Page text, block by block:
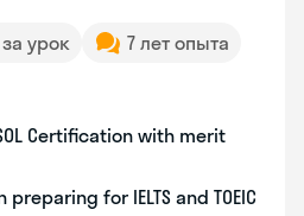
за урок
7 лет опыта
Certification with merit
for IELTS and TOEIC